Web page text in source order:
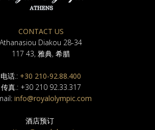
CONTACT US
Athanasiou Diakou 28-34
117 43, 雅典, 希腊
电话.: +30 210-92.88.400
传真.: +30 210 92.33.317
info@royalolympic.com
酒店预订